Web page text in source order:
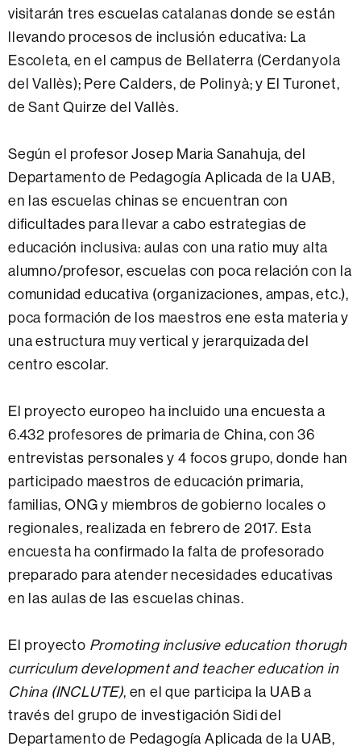
visitarán tres escuelas catalanas donde se están
llevando procesos de inclusión educativa: La
Escoleta, en el campus de Bellaterra (Cerdanyola
del Vallès); Pere Calders, de Polinyà;y El Turonet,
de Sant Quirze del Vallès.
Según el profesor Josep Maria Sanahuja, del
Departamento de Pedagogía Aplicada de la UAB,
en las escuelas chinas se encuentran con
dificultades para llevar a cabo estrategias de
educación inclusiva: aulas con una ratio muy alta
alumno/profesor, escuelas con poca relación con la
comunidad educativa (organizaciones, ampas, etc.),
poca formación de los maestros ene esta materia y
una estructura muy vertical y jerarquizada del
centro escolar.
El proyecto europeo ha incluido una encuesta a
6.432 profesores de primaria de China, con 36
entrevistas personales y 4 focos grupo, donde han
participado maestros de educación primaria,
familias, ONG y miembros de gobierno locales o
regionales, realizada en febrero de 2017. Esta
encuesta ha confirmado la falta de profesorado
preparado para atender necesidades educativas
en las aulas de las escuelas chinas.
El proyecto Promoting inclusive education thorugh
curriculum development and teacher education in
China (INCLUTE), en el que participa la UAB a
través del grupo de investigación Sidi del
Departamento de Pedagogía Aplicada de la UAB,